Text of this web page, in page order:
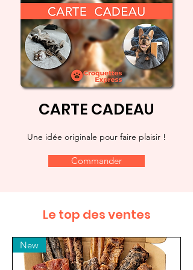
CARTE CADEAU
Une idée originale pour faire plaisir !
Commander
Le top des ventes
New